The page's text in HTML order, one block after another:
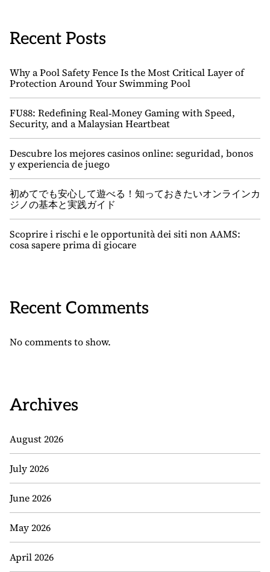
Recent Posts
Why a Pool Safety Fence Is the Most Critical Layer of
Protection Around Your Swimming Pool
FU88: Redefining Real‑Money Gaming with Speed,
Security, and a Malaysian Heartbeat
Descubre los mejores casinos online: seguridad, bonos
y experiencia de juego
初めてでも安心して遊べる！知っておきたいオンラインカ
ジノの基本と実践ガイド
Scoprire i rischi e le opportunità dei siti non AAMS:
cosa sapere prima di giocare
Recent Comments
No comments to show.
Archives
August 2026
July 2026
June 2026
May 2026
April 2026